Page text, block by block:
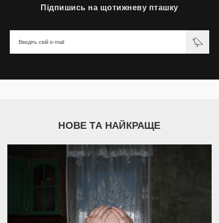
Підпишись на щотижневу пташку
НОВЕ ТА НАЙКРАЩЕ